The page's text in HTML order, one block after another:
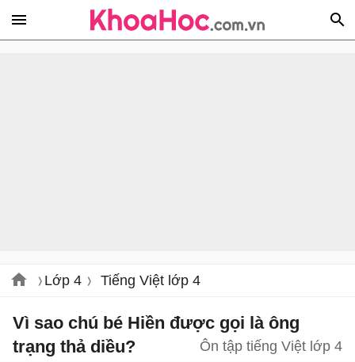
Lớp 4 Tiếng Việt lớp 4
Vì sao chú bé Hiền được gọi là ông
trạng thả diều?
Ôn tập tiếng Việt lớp 4